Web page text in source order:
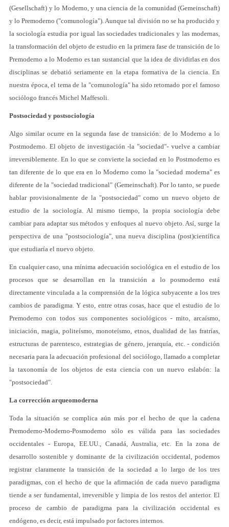
(Gesellschaft) y lo Moderno, y una ciencia de la comunidad (Gemeinschaft)
y lo Premoderno ("comunología"). Aunque tal división no se ha producido y
la sociología estudia por igual las sociedades tradicionales y las modernas,
la transformación del objeto de estudio en la primera fase de transición de lo
Premoderno a lo Moderno es tan sustancial que la idea de dividirlas en dos
disciplinas se debatió seriamente en la etapa formativa de la ciencia. En
nuestra época, el tema de la "comunología" ha sido retomado por el famoso
sociólogo francés Michel Maffesoli.
Postsociedad y postsociología
Algo similar ocurre en la segunda fase de transición: de lo Moderno a lo
Postmoderno. El objeto de investigación -la "sociedad"- vuelve a cambiar
irreversiblemente. En lo que se convierte la sociedad en lo Postmoderno es
tan diferente de lo que era en lo Moderno como la "sociedad moderna" es
diferente de la "sociedad tradicional" (Gemeinschaft). Por lo tanto, se puede
hablar provisionalmente de la "postsociedad" como un nuevo objeto de
estudio de la sociología. Al mismo tiempo, la propia sociología debe
cambiar para adaptar sus métodos y enfoques al nuevo objeto. Así, surge la
perspectiva de una "postsociología", una nueva disciplina (post)científica
que estudiaría el nuevo objeto.
En cualquier caso, una mínima adecuación sociológica en el estudio de los
procesos que se desarrollan en la transición a lo posmoderno está
directamente vinculada a la comprensión de la lógica subyacente a los tres
cambios de paradigma. Y esto, entre otras cosas, hace que el estudio de lo
Premoderno con todos sus componentes sociológicos - mito, arcaísmo,
iniciación, magia, politeísmo, monoteísmo, etnos, dualidad de las fratrías,
estructuras de parentesco, estrategias de género, jerarquía, etc. - condición
necesaria para la adecuación profesional del sociólogo, llamado a completar
la taxonomía de los objetos de esta ciencia con un nuevo eslabón: la
"postsociedad".
La corrección arqueomoderna
Toda la situación se complica aún más por el hecho de que la cadena
Premoderno-Moderno-Posmoderno sólo es válida para las sociedades
occidentales - Europa, EE.UU., Canadá, Australia, etc. En la zona de
desarrollo sostenible y dominante de la civilización occidental, podemos
registrar claramente la transición de la sociedad a lo largo de los tres
paradigmas, con el hecho de que la afirmación de cada nuevo paradigma
tiende a ser fundamental, irreversible y limpia de los restos del anterior. El
proceso de cambio de paradigma para la civilización occidental es
endógeno, es decir, está impulsado por factores internos.